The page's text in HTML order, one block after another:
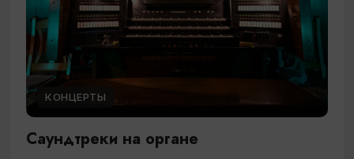
КОНЦЕРТЫ
Саундтреки на органе